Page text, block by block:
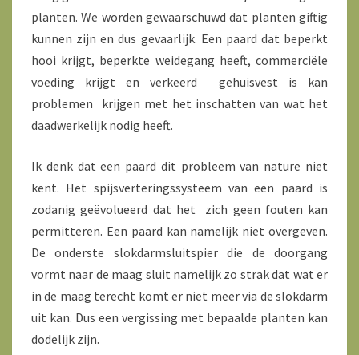
planten. We worden gewaarschuwd dat planten giftig
kunnen zijn en dus gevaarlijk. Een paard dat beperkt
hooi krijgt, beperkte weidegang heeft, commerciële
voeding krijgt en verkeerd gehuisvest is kan
problemen krijgen met het inschatten van wat het
daadwerkelijk nodig heeft.
Ik denk dat een paard dit probleem van nature niet
kent. Het spijsverteringssysteem van een paard is
zodanig geëvolueerd dat het zich geen fouten kan
permitteren. Een paard kan namelijk niet overgeven.
De onderste slokdarmsluitspier die de doorgang
vormt naar de maag sluit namelijk zo strak dat wat er
in de maag terecht komt er niet meer via de slokdarm
uit kan. Dus een vergissing met bepaalde planten kan
dodelijk zijn.